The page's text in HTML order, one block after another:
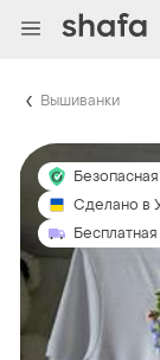
Вышиванки
Сделано в